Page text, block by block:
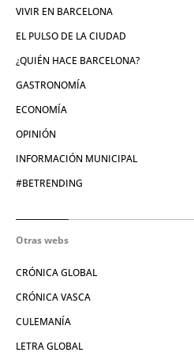
VIVIR EN BARCELONA
EL PULSO DE LA CIUDAD
¿QUIÉN HACE BARCELONA?
GASTRONOMÍA
ECONOMÍA
OPINIÓN
INFORMACIÓN MUNICIPAL
#BETRENDING
Otras webs
CRÓNICA GLOBAL
CRÓNICA VASCA
CULEMANÍA
LETRA GLOBAL